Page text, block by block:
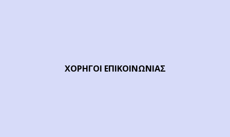
ΧΟΡΗΓΟΙ ΕΠΙΚΟΙΝΩΝΙΑΣ